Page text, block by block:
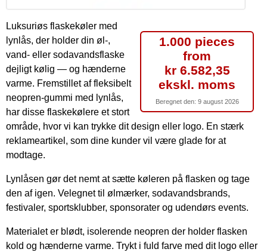
1.000 pieces
from
kr 6.582,35
ekskl. moms
Beregnet den: 9 august 2026
Luksuriøs flaskekøler med
lynlås, der holder din øl-,
vand- eller sodavandsflaske
dejligt kølig — og hænderne
varme. Fremstillet af fleksibelt
neopren-gummi med lynlås,
har disse flaskekølere et stort
område, hvor vi kan trykke dit design eller logo. En stærk
reklameartikel, som dine kunder vil være glade for at
modtage.
Lynlåsen gør det nemt at sætte køleren på flasken og tage
den af igen. Velegnet til ølmærker, sodavandsbrands,
festivaler, sportsklubber, sponsorater og udendørs events.
Materialet er blødt, isolerende neopren der holder flasken
kold og hænderne varme. Trykt i fuld farve med dit logo eller